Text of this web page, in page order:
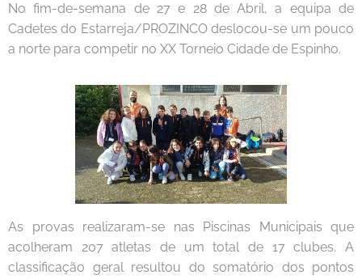
No fim-de-semana de 27 e 28 de Abril, a equipa de
Cadetes do Estarreja/PROZINCO deslocou-se um pouco
a norte para competir no XX Torneio Cidade de Espinho.
As provas realizaram-se nas Piscinas Municipais que
acolheram 207 atletas de um total de 17 clubes. A
classificação geral resultou do somatório dos pontos